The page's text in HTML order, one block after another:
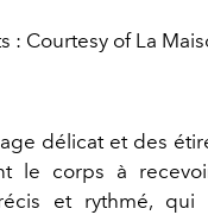
: Courtesy of La
délicat et des
le corps à
et rythmé, qui